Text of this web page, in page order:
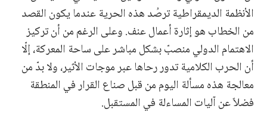
الأنظمة الديمقراطية ترصُد هذه الحرية عندما يكون القصد
من الخطاب هو إثارة أعمال عنف. وعلى الرغم من أن تركيز
الاهتمام الدولي منصبّ بشكل مباشر على ساحة المعركة، إلّا
أن الحرب الكلامية تدور رحاها عبر موجات الأثير، ولا بدّ من
معالجة هذه مسألة اليوم من قبل صناع القرار في المنطقة
فضلاً عن آليات المساءلة في المستقبل.